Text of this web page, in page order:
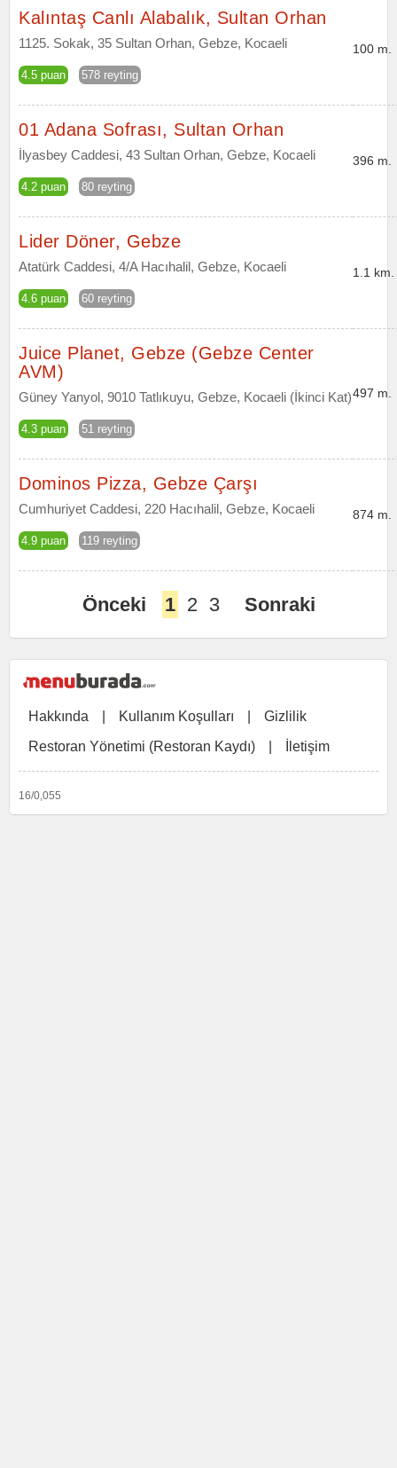
Kalıntaş Canlı Alabalık, Sultan Orhan
1125. Sokak, 35 Sultan Orhan, Gebze, Kocaeli
4.5 puan 578 reyting
100 m.
01 Adana Sofrası, Sultan Orhan
İlyasbey Caddesi, 43 Sultan Orhan, Gebze, Kocaeli
4.2 puan 80 reyting
396 m.
Lider Döner, Gebze
Atatürk Caddesi, 4/A Hacıhalil, Gebze, Kocaeli
4.6 puan 60 reyting
1.1 km.
Juice Planet, Gebze (Gebze Center
AVM)
Güney Yanyol, 9010 Tatlıkuyu, Gebze, Kocaeli (İkinci Kat)
4.3 puan 51 reyting
497 m.
Dominos Pizza, Gebze Çarşı
Cumhuriyet Caddesi, 220 Hacıhalil, Gebze, Kocaeli
4.9 puan 119 reyting
874 m.
Önceki 1 2 3 Sonraki
Hakkında Kullanım Koşulları
Gizlilik
Restoran Yönetimi (Restoran Kaydı)
İletişim
16/0,055